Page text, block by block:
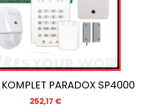
PARADOX SP4000
252,17 €